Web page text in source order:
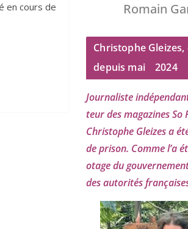
en cours de
Romain
Christophe
depuis mai
2024
Journaliste
teur des maga­zines So
Christophe Gleizesa
de pri­son. Comme l’a
otage du
des auto­ri­tés